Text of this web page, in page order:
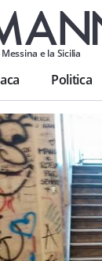
e la Sicilia
Politica